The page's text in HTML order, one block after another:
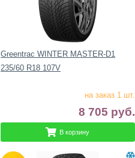
Greentrac WINTER MASTER-D1
235/60 R18 107V
на заказ 1 шт.
8 705 руб.
В корзину